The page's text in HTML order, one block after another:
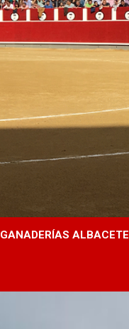
GANADERÍAS ALBACETE